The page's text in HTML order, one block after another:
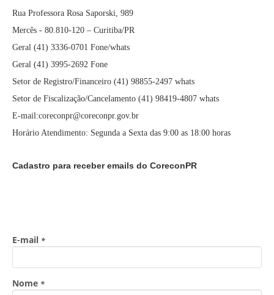
Rua Professora Rosa Saporski, 989
Mercês - 80.810-120 – Curitiba/PR
Geral (41) 3336-0701 Fone/whats
Geral (41) 3995-2692 Fone
Setor de Registro/Financeiro (41) 98855-2497 whats
Setor de Fiscalização/Cancelamento (41) 98419-4807 whats
E-mail:coreconpr@coreconpr.gov.br
Horário Atendimento: Segunda a Sexta das 9:00 as 18:00 horas
Cadastro para receber emails do CoreconPR